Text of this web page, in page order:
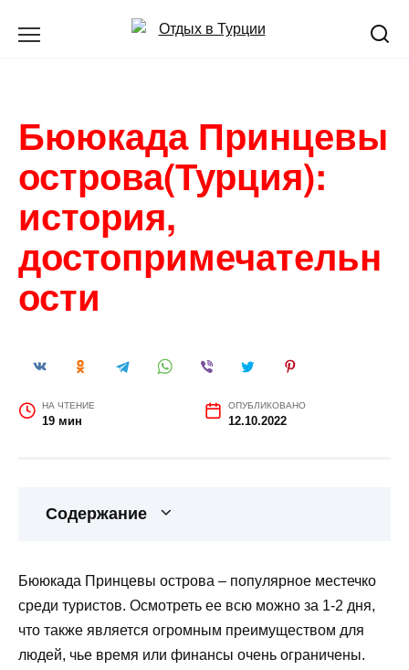
Бююкада Принцевы
острова(Турция):
история,
достопримечательн
ости
НА ЧТЕНИЕ
19 мин
ОПУБЛИКОВАНО
12.10.2022
Содержание
Бююкада Принцевы острова – популярное местечко
среди туристов. Осмотреть ее всю можно за 1-2 дня,
что также является огромным преимуществом для
людей, чье время или финансы очень ограничены.